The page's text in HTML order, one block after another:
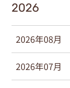
2026
2026年08月
2026年07月